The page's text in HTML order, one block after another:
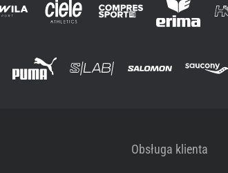
Obsługa klienta